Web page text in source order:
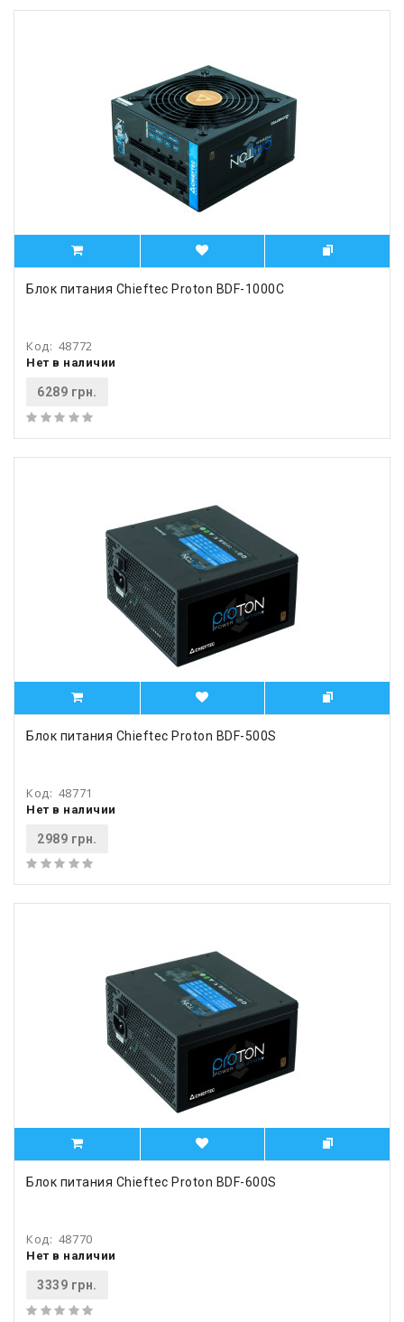
Блок питания Chieftec Proton BDF-1000C
Код: 48772
Нет в наличии
6289 грн.
Блок питания Chieftec Proton BDF-500S
Код: 48771
Нет в наличии
2989 грн.
Блок питания Chieftec Proton BDF-600S
Код: 48770
Нет в наличии
3339 грн.